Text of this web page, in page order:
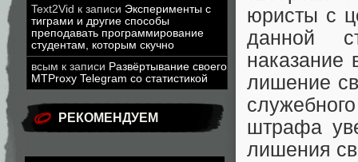
Text2Vid к записи Эксперименты с
тиграми и другие способы
преподавать программирование
студентам, которым скучно
всым к записи Развёртывание своего
MTProxy Telegram со статистикой
РЕКОМЕНДУЕМ
юристы с
данной
наказание
лишение
штрафа
лишения